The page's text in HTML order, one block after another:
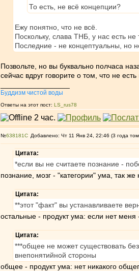
То есть, не всё концепции?
Ежу понятно, что не всё.
Поскольку, слава ТНБ, у нас есть
Последние - не концептуальны, но
Позвольте, но вы буквально полчаса
сейчас вдруг говорите о том, что не
Буддизм чистой воды
Ответы на этот пост: LS_rus78
№638181 Добавлено: Чт 11 Янв 24, 22:46 (3 года
Цитата:
*если вы не считаете познание -
познание, мозг - "категории" ума, так
Цитата:
**этот "факт" вы устанавливаете
остальные - продукт ума: если нет
Цитата:
***общее не может существовать
внепонятийной стороны
общее - продукт ума: нет никакого